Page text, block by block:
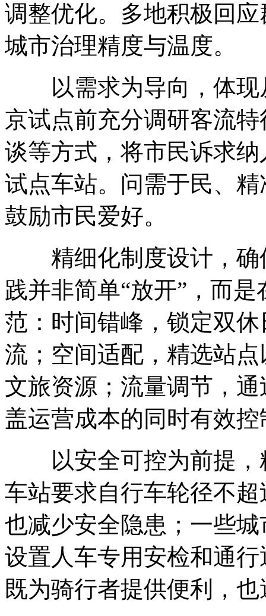
调整优化。多地积极回
城市治理精度与温度。
以需求为导向，体现
京试点前充分调研客流
谈等方式，将市民诉求
试点车站。问需于民、
鼓励市民爱好。
精细化制度设计，确
践并非简单“放开”，而
范：时间错峰，锁定双
流；空间适配，精选站
文旅资源；流量调节，
盖运营成本的同时有效
以安全可控为前提，
车站要求自行车轮径不
也减少安全隐患；一些
设置人车专用安检和通
既为骑行者提供便利，